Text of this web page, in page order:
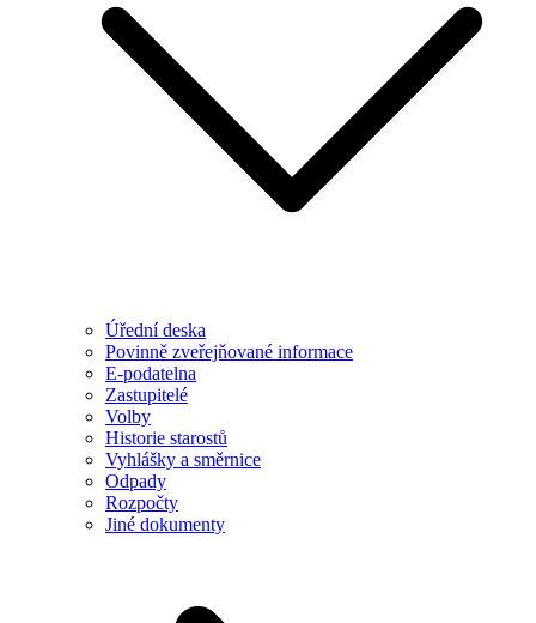
Úřední deska
Povinně zveřejňované informace
E-podatelna
Zastupitelé
Volby
Historie starostů
Vyhlášky a směrnice
Odpady
Rozpočty
Jiné dokumenty